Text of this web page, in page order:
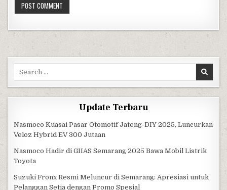
Update Terbaru
Nasmoco Kuasai Pasar Otomotif Jateng-DIY 2025, Luncurkan
Veloz Hybrid EV 300 Jutaan
Nasmoco Hadir di GIIAS Semarang 2025 Bawa Mobil Listrik
Toyota
Suzuki Fronx Resmi Meluncur di Semarang: Apresiasi untuk
Pelanggan Setia dengan Promo Spesial